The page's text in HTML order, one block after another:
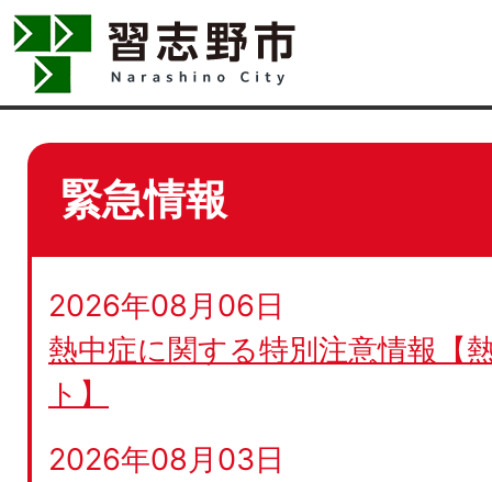
緊急情報
2026年08月06日
熱中症に関する特別注意情報【
ト】
2026年08月03日